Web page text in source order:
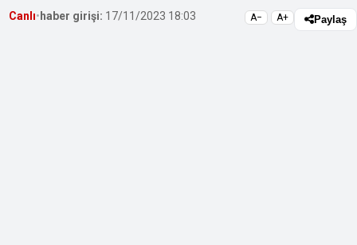
Canlı• haber girişi: 17/11/2023 18:03 A− A+ Paylaş